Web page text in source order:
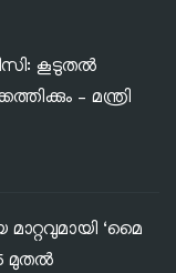
കൂടുതൽ
– മന്ത്രി
‘മൈ
മുതൽ